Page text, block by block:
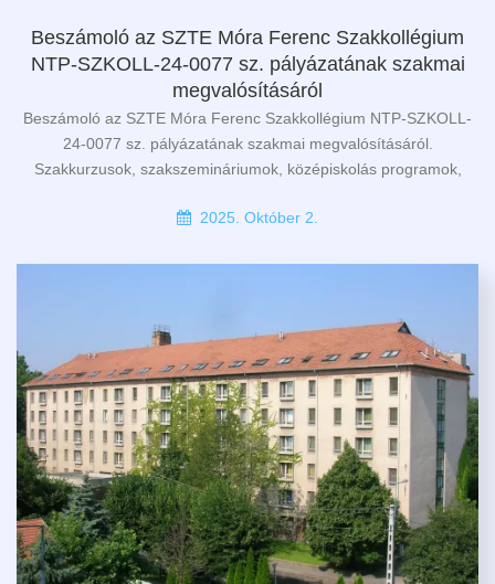
Beszámoló az SZTE Móra Ferenc Szakkollégium
NTP-SZKOLL-24-0077 sz. pályázatának szakmai
megvalósításáról
Beszámoló az SZTE Móra Ferenc Szakkollégium NTP-SZKOLL-
24-0077 sz. pályázatának szakmai megvalósításáról.
Szakkurzusok, szakszemináriumok, középiskolás programok,
2025. Október 2.